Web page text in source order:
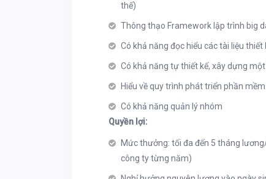
thế)
Thông thạo Framework lập trình big
Có khả năng đọc hiểu các tài liệu
Có khả năng tự thiết kế, xây dựng
Hiểu về quy trình phát triển phần
Có khả năng quản lý nhóm
Quyền lợi:
Mức thưởng: tối đa đến 5 tháng
công ty từng năm)